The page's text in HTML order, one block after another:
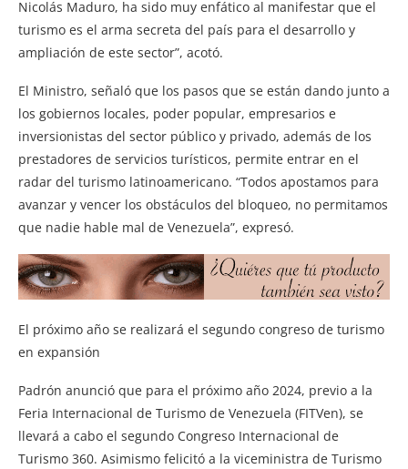
Nicolás Maduro, ha sido muy enfático al manifestar que el
turismo es el arma secreta del país para el desarrollo y
ampliación de este sector”, acotó.
El Ministro, señaló que los pasos que se están dando junto a
los gobiernos locales, poder popular, empresarios e
inversionistas del sector público y privado, además de los
prestadores de servicios turísticos, permite entrar en el
radar del turismo latinoamericano. “Todos apostamos para
avanzar y vencer los obstáculos del bloqueo, no permitamos
que nadie hable mal de Venezuela”, expresó.
El próximo año se realizará el segundo congreso de turismo
en expansión
Padrón anunció que para el próximo año 2024, previo a la
Feria Internacional de Turismo de Venezuela (FITVen), se
llevará a cabo el segundo Congreso Internacional de
Turismo 360. Asimismo felicitó a la viceministra de Turismo